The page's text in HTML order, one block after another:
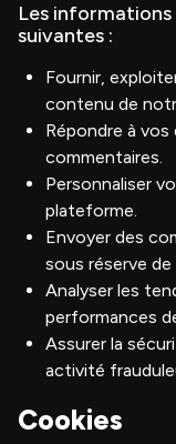
Les
suivantes :
Fournir,
contenu de
Répondre à
commentaires.
Personnaliser
plateforme.
Envoyer des
sous réserve
Analyser les
performances
Assurer la
activité
Cookies